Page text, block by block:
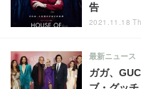
告
2021.11.18
ガガ、
最新ニュース